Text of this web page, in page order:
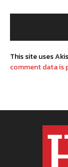
This site uses
comment data is